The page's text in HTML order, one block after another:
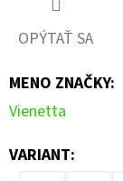
OPÝTAŤ SA
MENO ZNAČKY:
Vienetta
VARIANT: